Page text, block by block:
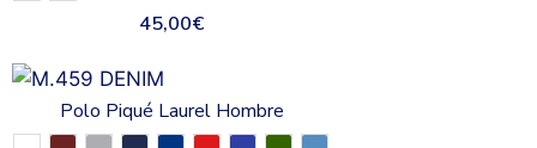
45,00€
Polo Piqué Laurel Hombre